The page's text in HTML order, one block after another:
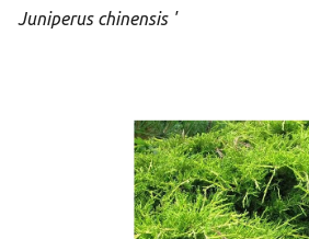
Juniperus chinensis '